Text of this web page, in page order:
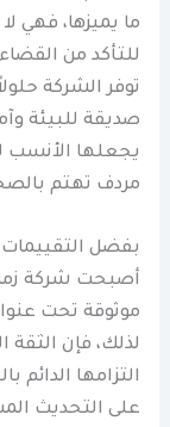
ما يميزها، فهي
للتأكد من
توفر الشركة
صديقة للبيئة
يجعلها
مردف تهتم
بفضل التقييمات
أصبحت شركة
موثوقة تحت
لذلك، فإن الثقة
التزامها الدائم
على التحديث